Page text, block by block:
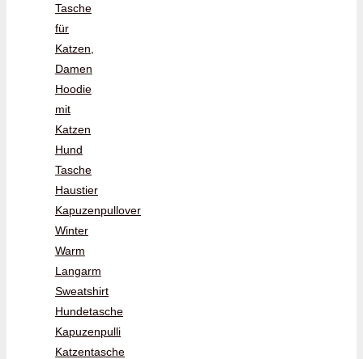
Tasche
für
Katzen,
Damen
Hoodie
mit
Katzen
Hund
Tasche
Haustier
Kapuzenpullover
Winter
Warm
Langarm
Sweatshirt
Hundetasche
Kapuzenpulli
Katzentasche